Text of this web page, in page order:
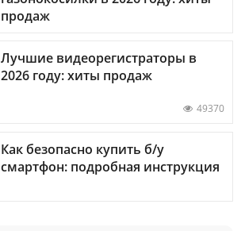
продаж
Лучшие видеорегистраторы в
2026 году: хиты продаж
49370
Как безопасно купить б/у
смартфон: подробная инструкция